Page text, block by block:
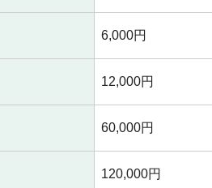
6,000円
12,000円
60,000円
120,000円